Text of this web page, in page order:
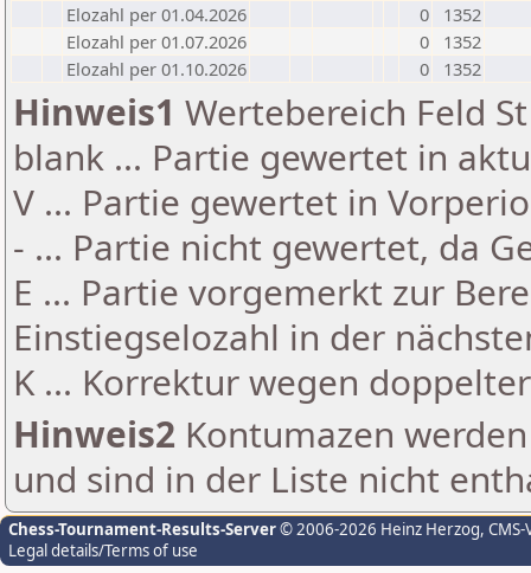
Elozahl per 01.04.2026
0
1352
Elozahl per 01.07.2026
0
1352
Elozahl per 01.10.2026
0 1352
Hinweis1 Wertebereich Feld
blank ... Partie gewertet in
V ... Partie gewertet in
- ... Partie nicht gewertet, da
E ... Partie vorgemerkt zur
Einstiegselozahl in der
K ... Korrektur wegen
Hinweis2 Kontumazen
und sind in der Liste nicht
Chess-Tournament-Results-Server© 2006-2026 Heinz Herzog,
Legal details/Terms of use